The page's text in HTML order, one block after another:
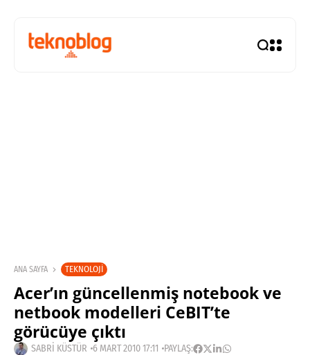
ANA SAYFA TEKNOLOJI
Acer’ın güncellenmiş notebook ve
netbook modelleri CeBIT’te
görücüye çıktı
SABRI KÜSTÜR 6 MART 2010 17:11 PAYLAŞ: